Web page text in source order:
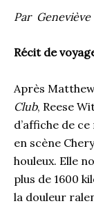
Par
Récit de
Après
Club, Reese
d’affiche de
en scène
houleux. Elle
plus de 1600
la douleur